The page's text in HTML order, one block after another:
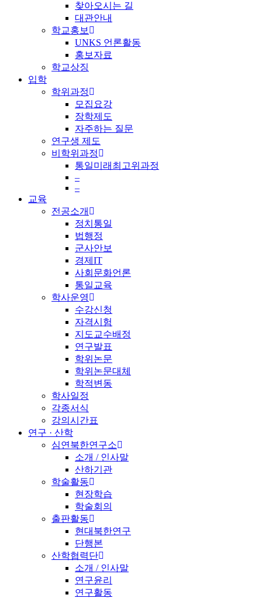
찾아오시는 길
대관안내
학교홍보
UNKS 언론활동
홍보자료
학교상징
입학
학위과정
모집요강
장학제도
자주하는 질문
연구생 제도
비학위과정
통일미래최고위과정
–
–
교육
전공소개
정치통일
법행정
군사안보
경제IT
사회문화언론
통일교육
학사운영
수강신청
자격시험
지도교수배정
연구발표
학위논문
학위논문대체
학적변동
학사일정
각종서식
강의시간표
연구 · 산학
심연북한연구소
소개 / 인사말
산하기관
학술활동
현장학습
학술회의
출판활동
현대북한연구
단행본
산학협력단
소개 / 인사말
연구윤리
연구활동